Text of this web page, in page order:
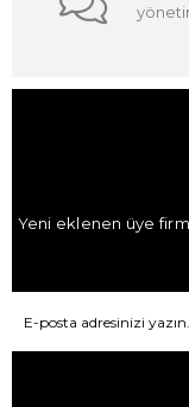
Yeni eklenen üye